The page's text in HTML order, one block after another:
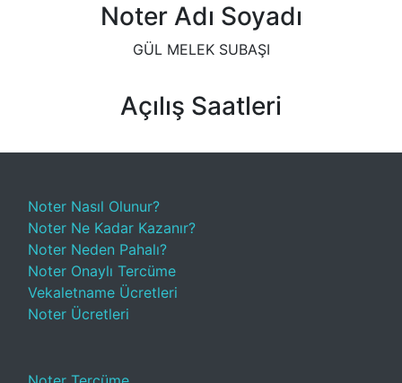
Noter Adı Soyadı
GÜL MELEK SUBAŞI
Açılış Saatleri
Noter Nasıl Olunur?
Noter Ne Kadar Kazanır?
Noter Neden Pahalı?
Noter Onaylı Tercüme
Vekaletname Ücretleri
Noter Ücretleri